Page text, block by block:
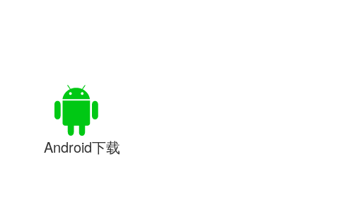
Android下载